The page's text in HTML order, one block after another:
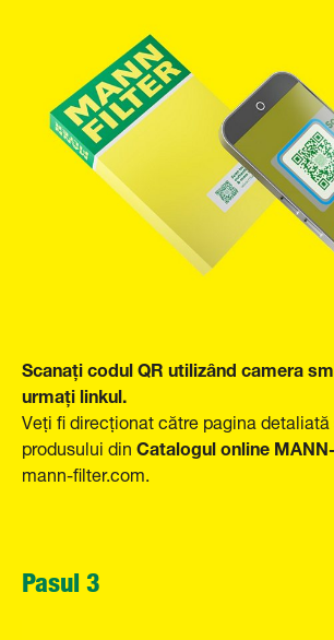
Scanați codul QR utilizând camera
urmați linkul.
Veți fi direcționat către pagina
produsului dinCatalogul online
mann-filter.com.
Pasul 3